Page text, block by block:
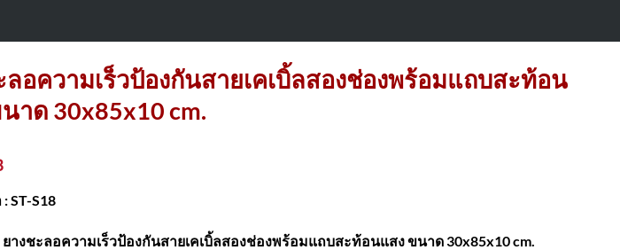
ลอความเร็วป้องกันสายเคเบิ้ลสองช่องพร้อมแถบสะท้อน
าด 30x85x10 cm.
ST-S18
างชะลอความเร็วป้องกันสายเคเบิ้ลสองช่องพร้อมแถบสะท้อนแสง ขนาด 30x85x10 cm.